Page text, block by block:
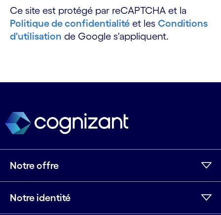
Ce site est protégé par reCAPTCHA et la
Politique de confidentialité et les Conditions
d'utilisation de Google s'appliquent.
Notre offre
Notre identité